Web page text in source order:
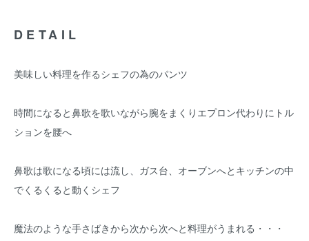
DETAIL
美味しい料理を作るシェフの為のパンツ
時間になると鼻歌を歌いながら腕をまくりエプロン代わりにトル
ションを腰へ
鼻歌は歌になる頃には流し、ガス台、オーブンへとキッチンの中
でくるくると動くシェフ
魔法のような手さばきから次から次へと料理がうまれる・・・